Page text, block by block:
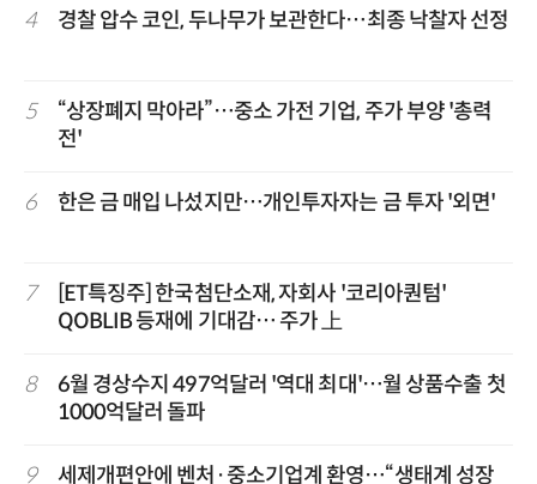
4 경찰 압수 코인, 두나무가 보관한다…최종 낙찰자 선정
5
“상장폐지 막아라”…중소 가전 기업, 주가 부양 '총력
전'
6 한은 금 매입 나섰지만…개인투자자는 금 투자 '외면'
7
[ET특징주] 한국첨단소재, 자회사 '코리아퀀텀'
QOBLIB 등재에 기대감… 주가 上
8
6월 경상수지 497억달러 '역대 최대'…월 상품수출 첫
1000억달러 돌파
9
세제개편안에 벤처·중소기업계 환영…“생태계 성장